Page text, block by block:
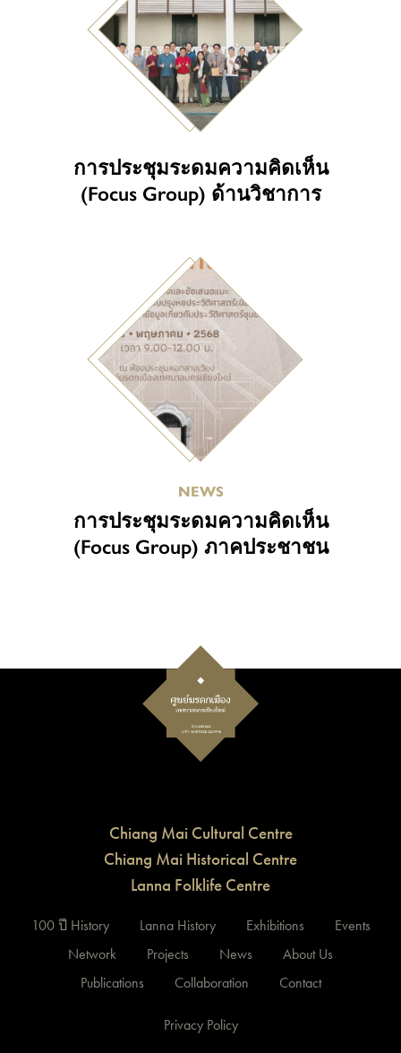
การประชุมระดมความคิดเห็น
(Focus Group) ด้านวิชาการ
NEWS
การประชุมระดมความคิดเห็น
(Focus Group) ภาคประชาชน
Chiang Mai Cultural Centre
Chiang Mai Historical Centre
Lanna Folklife Centre
100 ปี History Lanna History Exhibitions
Events
Network
Projects News
About Us
Publications
Collaboration Contact
Privacy Policy